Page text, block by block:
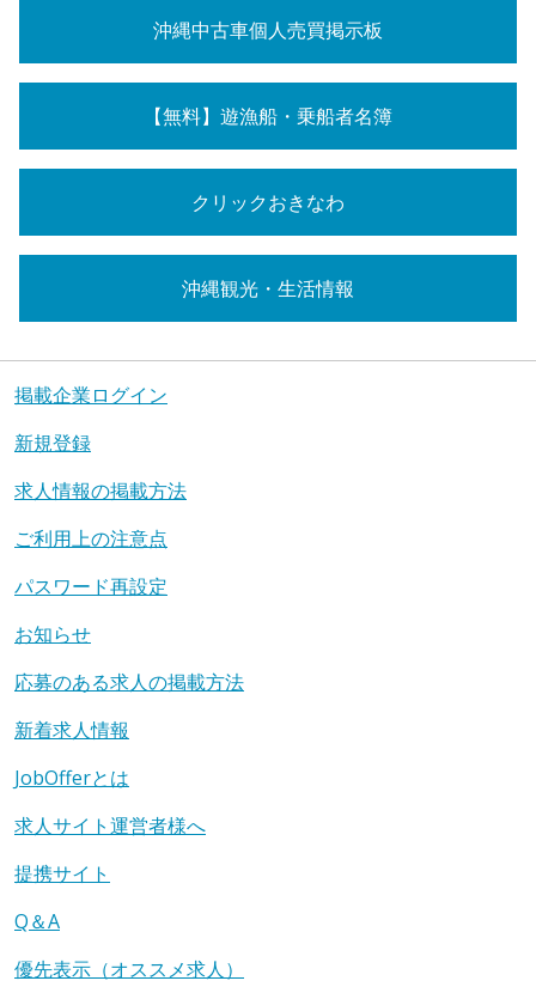
沖縄中古車個人売買掲示板
【無料】遊漁船・乗船者名簿
クリックおきなわ
沖縄観光・生活情報
掲載企業ログイン
新規登録
求人情報の掲載方法
ご利用上の注意点
パスワード再設定
お知らせ
応募のある求人の掲載方法
新着求人情報
JobOfferとは
求人サイト運営者様へ
提携サイト
Q＆A
優先表示（オススメ求人）